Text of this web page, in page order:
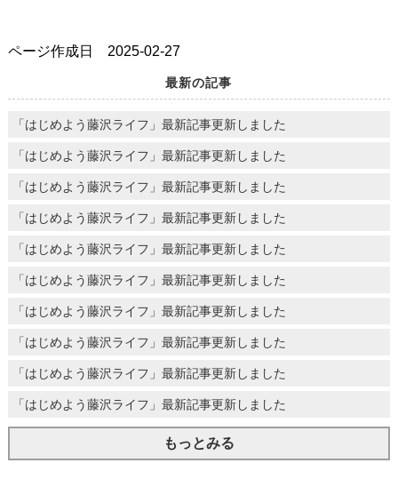
ページ作成日 2025-02-27
最新の記事
「はじめよう藤沢ライフ」最新記事更新しました
「はじめよう藤沢ライフ」最新記事更新しました
「はじめよう藤沢ライフ」最新記事更新しました
「はじめよう藤沢ライフ」最新記事更新しました
「はじめよう藤沢ライフ」最新記事更新しました
「はじめよう藤沢ライフ」最新記事更新しました
「はじめよう藤沢ライフ」最新記事更新しました
「はじめよう藤沢ライフ」最新記事更新しました
「はじめよう藤沢ライフ」最新記事更新しました
「はじめよう藤沢ライフ」最新記事更新しました
もっとみる